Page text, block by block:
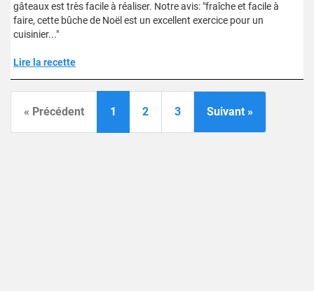
gâteaux est très facile à réaliser. Notre avis: "fraîche et facile à
faire, cette bûche de Noël est un excellent exercice pour un
cuisinier..."
Lire la recette
« Précédent 1 2 3 Suivant »